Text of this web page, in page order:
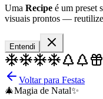
Uma Recipe é um preset
visuais prontos —
Entendi
Voltar para Festas
🎄Magia de Natal✨